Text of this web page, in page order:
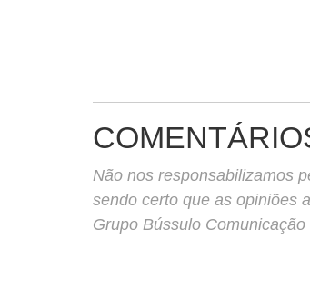
Não nos responsabilizamos
sendo certo que as opiniões
Grupo Bússulo Comunicação